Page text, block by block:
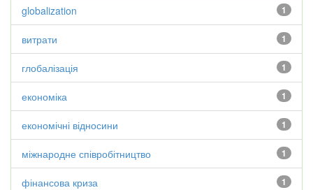
1
globalization
1
витрати
1
глобалізація
1
економіка
1
економічні відносини
1
міжнародне співробітництво
1
фінансова криза